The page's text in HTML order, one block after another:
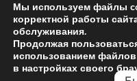
Турбины для Mazda
Картридж для
Турбины HINO (Хино)
Купить новую
Контакты
Мы используем файлы
корректной работы
обслуживания.
Продолжая
использованием
в настройках своего